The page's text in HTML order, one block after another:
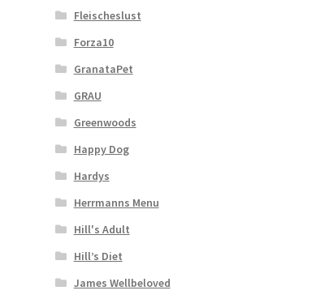
Fleischeslust
Forza10
GranataPet
GRAU
Greenwoods
Happy Dog
Hardys
Herrmanns Menu
Hill's Adult
Hill’s Diet
James Wellbeloved